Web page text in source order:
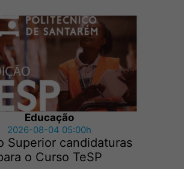
Educação
2026-08-04 05:00h
Superior candidaturas
o Curso TeSP